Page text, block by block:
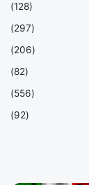
(128)
(297)
(206)
(82)
(556)
(92)